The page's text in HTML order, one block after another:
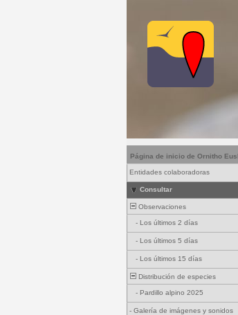
Página de inicio de Ornitho
Entidades colaboradoras
Consultar
Observaciones
- Los últimos 2 días
- Los últimos 5 días
- Los últimos 15 días
Distribución de especies
- Pardillo alpino 2025
- Galería de imágenes y sonidos